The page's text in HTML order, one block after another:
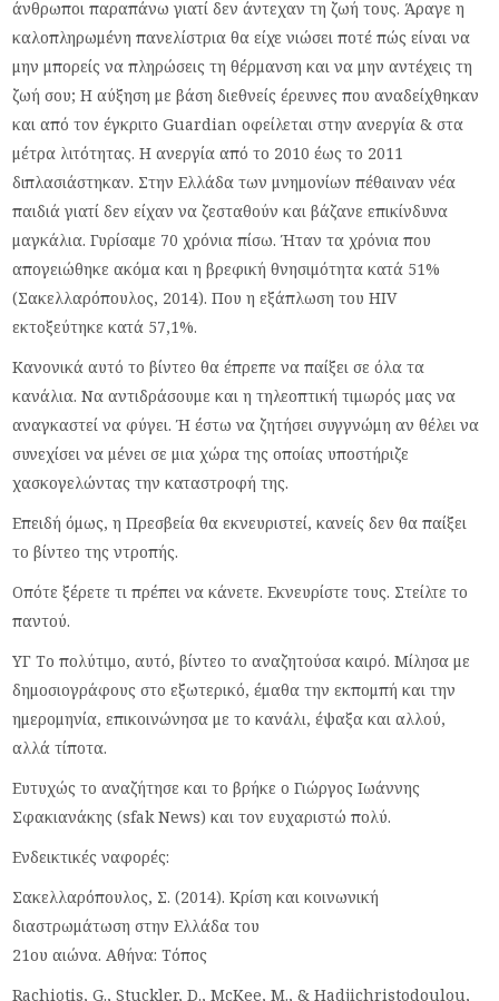
άνθρωποι παραπάνω γιατί δεν άντεχαν τη ζωή τους. Άραγε η
καλοπληρωμένη πανελίστρια θα είχε νιώσει ποτέ πώς είναι να
μην μπορείς να πληρώσεις τη θέρμανση και να μην αντέχεις τη
ζωή σου; Η αύξηση με βάση διεθνείς έρευνες που αναδείχθηκαν
και από τον έγκριτο Guardian οφείλεται στην ανεργία & στα
μέτρα λιτότητας. Η ανεργία από το 2010 έως το 2011
διπλασιάστηκαν. Στην Ελλάδα των μνημονίων πέθαιναν νέα
παιδιά γιατί δεν είχαν να ζεσταθούν και βάζανε επικίνδυνα
μαγκάλια. Γυρίσαμε 70 χρόνια πίσω. Ήταν τα χρόνια που
απογειώθηκε ακόμα και η βρεφική θνησιμότητα κατά 51%
(Σακελλαρόπουλος, 2014). Που η εξάπλωση του HIV
εκτοξεύτηκε κατά 57,1%.
Κανονικά αυτό το βίντεο θα έπρεπε να παίξει σε όλα τα
κανάλια. Να αντιδράσουμε και η τηλεοπτική τιμωρός μας να
αναγκαστεί να φύγει. Ή έστω να ζητήσει συγγνώμη αν θέλει να
συνεχίσει να μένει σε μια χώρα της οποίας υποστήριζε
χασκογελώντας την καταστροφή της.
Επειδή όμως, η Πρεσβεία θα εκνευριστεί, κανείς δεν θα παίξει
το βίντεο της ντροπής.
Οπότε ξέρετε τι πρέπει να κάνετε. Εκνευρίστε τους. Στείλτε το
παντού.
ΥΓ Το πολύτιμο, αυτό, βίντεο το αναζητούσα καιρό. Μίλησα με
δημοσιογράφους στο εξωτερικό, έμαθα την εκπομπή και την
ημερομηνία, επικοινώνησα με το κανάλι, έψαξα και αλλού,
αλλά τίποτα.
Ευτυχώς το αναζήτησε και το βρήκε ο Γιώργος Ιωάννης
Σφακιανάκης (sfak News) και τον ευχαριστώ πολύ.
Ενδεικτικές ναφορές:
Σακελλαρόπουλος, Σ. (2014). Κρίση και κοινωνική
διαστρωμάτωση στην Ελλάδα του
21ου αιώνα. Αθήνα: Τόπος
Rachiotis, G., Stuckler, D., McKee, M., & Hadjichristodoulou,